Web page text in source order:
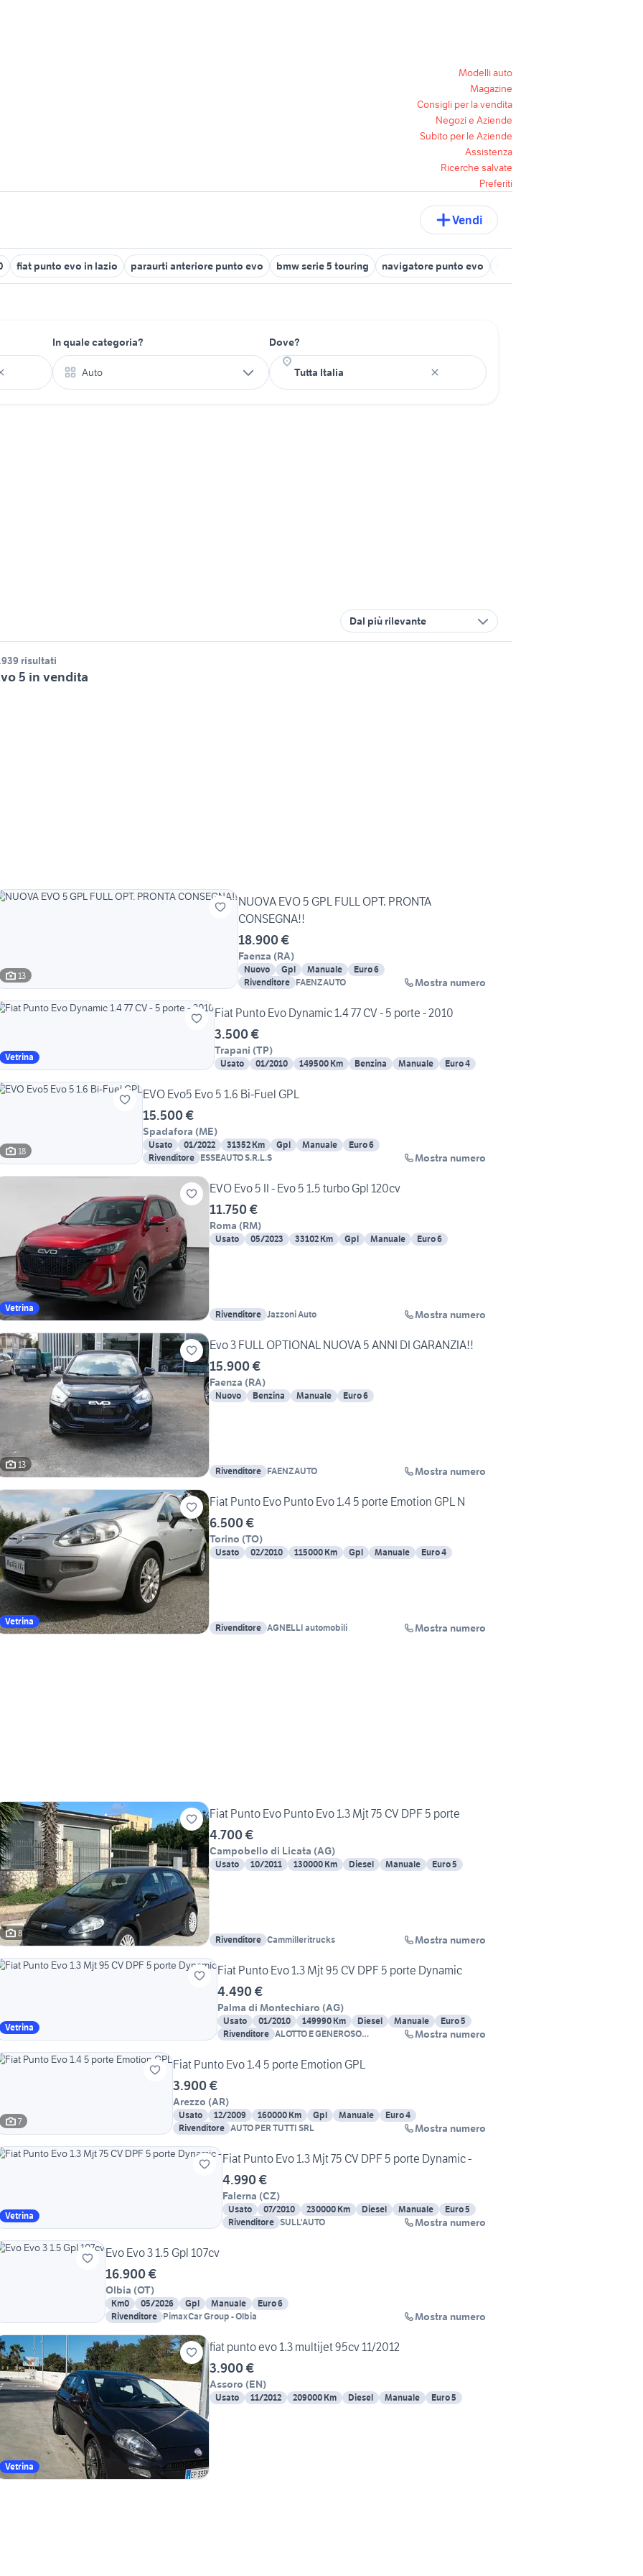
Modelli auto
Magazine
Consigli per la vendita
Negozi e Aziende
Subito per le Aziende
Assistenza
Ricerche salvate
Preferiti
Vendi
fiat punto evo in lazio paraurti anteriore punto evo bmw serie 5 touring navigatore punto evo
In quale categoria?
Auto
Dove?
Dal più rilevante
risultati
5 in vendita
13
NUOVA EVO 5 GPL FULL OPT. PRONTA
CONSEGNA!!
18.900 €
Faenza (RA)
Nuovo Gpl Manuale
Euro 6
Rivenditore FAENZAUTO Mostra numero
Vetrina
Fiat Punto Evo Dynamic 1.4 77 CV - 5 porte - 2010
3.500 €
Trapani (TP)
Usato 01/2010 149500 Km Benzina Manuale Euro 4
18
EVO Evo5 Evo 5 1.6 Bi-Fuel GPL
15.500 €
Spadafora (ME)
Usato 01/2022 31352 Km Gpl Manuale
Euro 6
Rivenditore ESSEAUTO S.R.L.S Mostra numero
Vetrina
EVO Evo 5 II - Evo 5 1.5 turbo Gpl 120cv
11.750 €
Roma (RM)
Usato 05/2023 33102 Km Gpl Manuale Euro 6
Rivenditore Jazzoni Auto Mostra numero
13
Evo 3 FULL OPTIONAL NUOVA 5 ANNI DI GARANZIA!!
15.900 €
Faenza (RA)
Nuovo Benzina Manuale Euro 6
Rivenditore FAENZAUTO Mostra numero
Vetrina
Fiat Punto Evo Punto Evo 1.4 5 porte Emotion GPL N
6.500 €
Torino (TO)
Usato 02/2010 115000 Km Gpl Manuale Euro 4
Rivenditore AGNELLI automobili Mostra numero
8
Fiat Punto Evo Punto Evo 1.3 Mjt 75 CV DPF 5 porte
4.700 €
Campobello di Licata (AG)
Usato 10/2011 130000 Km Diesel Manuale Euro 5
Rivenditore Cammilleritrucks Mostra numero
Vetrina
Fiat Punto Evo 1.3 Mjt 95 CV DPF 5 porte Dynamic
4.490 €
Palma di Montechiaro (AG)
Usato 01/2010 149990 Km Diesel Manuale
Euro 5
Rivenditore ALOTTO E GENEROSO
Mostra numero
7
Fiat Punto Evo 1.4 5 porte Emotion GPL
3.900 €
Arezzo (AR)
Usato 12/2009 160000 Km Gpl Manuale
Euro 4
Rivenditore AUTO PER TUTTI SRL Mostra numero
Vetrina
Fiat Punto Evo 1.3 Mjt 75 CV DPF 5 porte Dynamic -
4.990 €
Falerna (CZ)
Usato 07/2010 230000 Km Diesel Manuale
Euro 5
Rivenditore SULL'AUTO Mostra numero
Evo Evo 3 1.5 Gpl 107cv
16.900 €
Olbia (OT)
Km0 05/2026 Gpl Manuale
Euro 6
Rivenditore PimaxCar Group - Olbia Mostra numero
Vetrina
fiat punto evo 1.3 multijet 95cv 11/2012
3.900 €
Assoro (EN)
Usato 11/2012 209000 Km Diesel Manuale Euro 5